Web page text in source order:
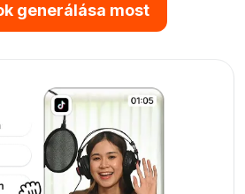
generálása most